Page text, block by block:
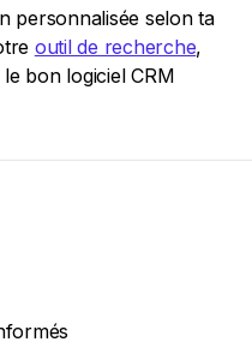
personnalisée selon ta
outil de recherche,
bon logiciel CRM